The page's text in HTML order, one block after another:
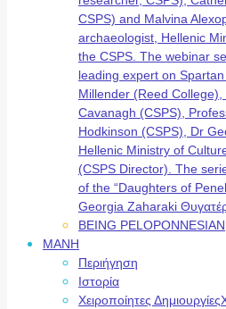
CSPS) and Malvina
archaeologist, Hellenic
the CSPS. The webinar
leading expert on
Millender (Reed
Cavanagh (CSPS),
Hodkinson (CSPS), Dr
Hellenic Ministry of
(CSPS Director). The
of the “Daughters of
Georgia Zaharaki
BEING PELOPONNESIAN
ΜΑΝΗ
Περιήγηση
Ιστορία
Χειροποίητες Δημιουργίες